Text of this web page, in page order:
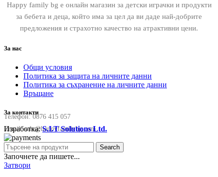
Happy family bg е онлайн магазин за детски играчки и продукти
за бебета и деца, който има за цел да ви даде най-добрите
предложения и страхотно качество на атрактивни цени.
За нас
Общи условия
Политика за защита на личните данни
Политика за съхранение на личните данни
Връщане
За контакти
Телефон:0876 415 057
Email:sale@happyfamilybg.com
Изработка:S.I.T Solutions Ltd.
Search
Започнете да пишете...
Затвори